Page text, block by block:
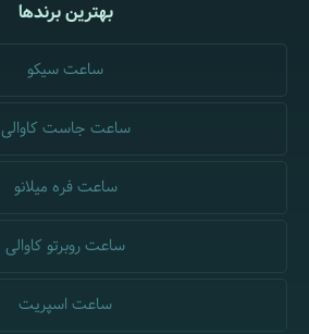
بهترین برندها
ساعت سیکو
ساعت جاست کاوالی
ساعت فره میلانو
ساعت روبرتو کاوالی
ساعت اسپریت